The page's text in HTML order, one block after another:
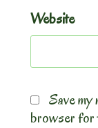
Website
Save my
browser for